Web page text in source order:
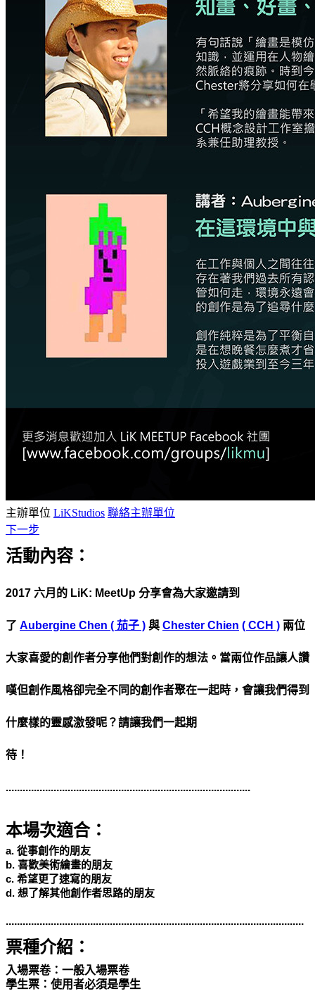
主辦單位 LiKStudios 聯絡主辦單位
下一步
活動內容：
2017 六月的 LiK: MeetUp 分享會為大家邀請到
了 Aubergine Chen ( 茄子 ) 與 Chester Chien ( CCH ) 兩位
大家喜愛的創作者分享他們對創作的想法。當兩位作品讓人讚
嘆但創作風格卻完全不同的創作者聚在一起時，會讓我們得到
什麼樣的靈感激發呢？請讓我們一起期
待！
.......................................................................................
本場次適合：
a. 從事創作的朋友
b. 喜歡美術繪畫的朋友
c. 希望更了速寫的朋友
d. 想了解其他創作者思路的朋友
..........................................................................................................
票種介紹：
入場票卷：一般入場票卷
學生票： 使用者必須是學生